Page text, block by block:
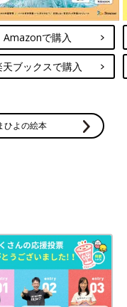
Amazonで購入
天ブックスで購入
ひよの絵本